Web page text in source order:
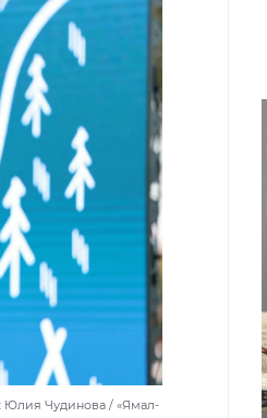
Юлия Чудинова / «Ямал-